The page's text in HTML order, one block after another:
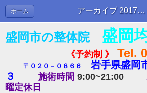
アーカイブ 2017年06月 | ブログ
ホーム
盛岡市の整体院 盛岡
《予約制 》 Tel.
〒０２０－０８６６
岩手県盛岡
３
施術時間 9:00~21:00
曜定休日